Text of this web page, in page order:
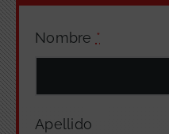
Nombre *
Apellido